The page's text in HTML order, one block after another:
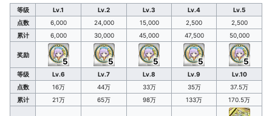
等级 Lv.1 Lv.2 Lv.3 Lv.4
Lv.5
点数
6,000 24,000 15,000 2,500
2,500
累计
6,000 30,000 45,000 47,500 50,000
奖励
5 5 5 5 5
等级 Lv.6 Lv.7 Lv.8 Lv.9
Lv.10
点数
16万 44万 33万 35万
37.5万
累计
21万 65万 98万 133万 170.5万